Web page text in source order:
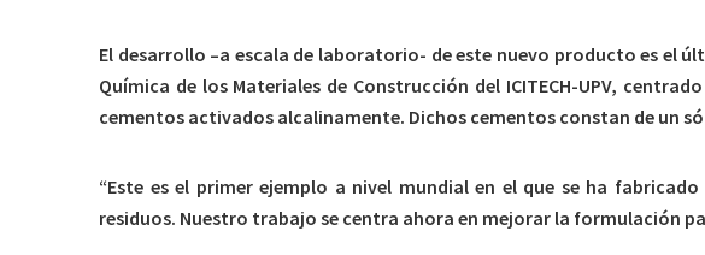
El desarrollo –a escala de laboratorio- de este nuevo producto es el
Química de los Materiales de Construcción del ICITECH-UPV,
cementos activados alcalinamente. Dichos cementos constan de un
“Este es el primer ejemplo a nivel mundial en el que se ha
residuos. Nuestro trabajo se centra ahora en mejorar la formulación